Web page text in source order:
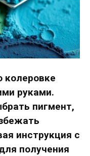
колеровке
руками.
пигмент,
инструкция с
получения